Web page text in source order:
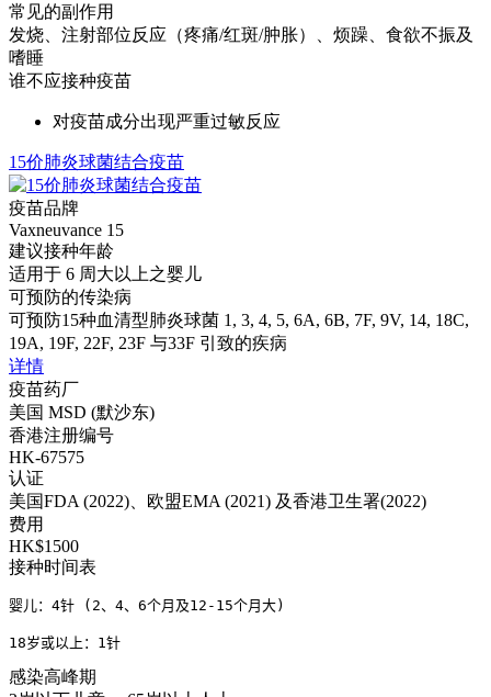
常见的副作用
发烧、注射部位反应（疼痛/红斑/肿胀）、烦躁、食欲不振及
嗜睡
谁不应接种疫苗
对疫苗成分出现严重过敏反应
15价肺炎球菌结合疫苗
疫苗品牌
Vaxneuvance 15
建议接种年龄
适用于 6 周大以上之婴儿
可预防的传染病
可预防15种血清型肺炎球菌 1, 3, 4, 5, 6A, 6B, 7F, 9V, 14, 18C,
19A, 19F, 22F, 23F 与33F 引致的疾病
详情
疫苗药厂
美国 MSD (默沙东)
香港注册编号
HK-67575
认证
美国FDA (2022)、欧盟EMA (2021) 及香港卫生署(2022)
费用
HK$1500
接种时间表
婴儿：4针 (2、4、6个月及12-15个月大)
18岁或以上：1针
感染高峰期